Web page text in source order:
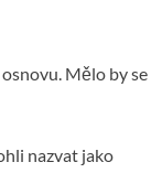
Mělo by se
nazvat jako